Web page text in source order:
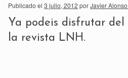
Publicado el 3 julio, 2012 porJavier
Ya podeis disfrutar
la revista LNH.